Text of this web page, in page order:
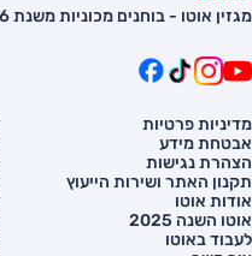
מגזין אוטו - בוחנים מכוניות משנת 1986
מדיניות פרטיות
אבטחת מידע
הצהרת נגישות
תקנון האתר ושירות הייעוץ
אודות אוטו
אוטו השנה 2025
לעבוד באוטו